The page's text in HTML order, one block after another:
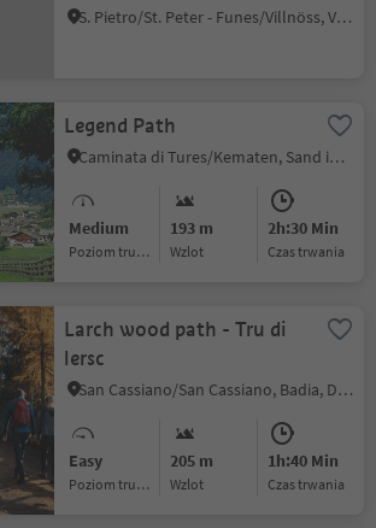
S. Pietro/St. Peter - Funes/Villnöss, Villnöss/Funes, Dolomites Region Lüsen Villnöss
Legend Path
Caminata di Tures/Kematen, Sand in Taufers/Campo Tures, Ahrntal/Valle Aurina
Medium
Poziom trudności
193 m
Wzlot
2h:30 Min
czas trwania
Larch wood path - Tru di
lersc
San Cassiano/San Cassiano, Badia, Dolomites Region Alta Badia
Easy
Poziom trudności
205 m
Wzlot
1h:40 Min
czas trwania